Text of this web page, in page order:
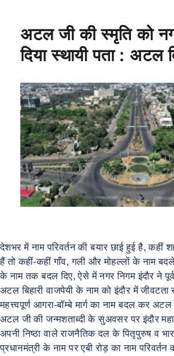
o
k
p
m
अटल जी की स्मृति को
दिया स्थायी पता : अटल
देशभर में नाम परिवर्तन की बयार छाई हुई है, कहीं
हैं तो कहीं-कहीं गाँव, गली और मोहल्लों के नाम
के नाम तक बदल दिए, ऐसे में नगर निगम इंदौर ने
अटल बिहारी वाजपेयी के नाम को इंदौर में
महत्त्वपूर्ण आगरा-बॉम्बे मार्ग का नाम बदल कर अटल
अटल जी की जन्मशताब्दी के सुअवसर पर इंदौर
अपनी निष्ठा वाले राजनैतिक दल के पितृपुरुष व
प्रधानमंत्री के नाम पर एबी रोड़ का नाम परिवर्तन